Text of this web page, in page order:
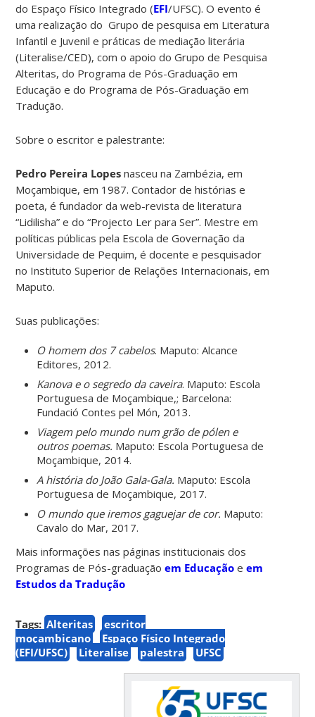
do Espaço Físico Integrado (EFI/UFSC). O evento é
uma realização do Grupo de pesquisa em Literatura
Infantil e Juvenil e práticas de mediação literária
(Literalise/CED), com o apoio do Grupo de Pesquisa
Alteritas, do Programa de Pós-Graduação em
Educação e do Programa de Pós-Graduação em
Tradução.
Sobre o escritor e palestrante:
Pedro Pereira Lopes nasceu na Zambézia, em
Moçambique, em 1987. Contador de histórias e
poeta, é fundador da web-revista de literatura
“Lidilisha” e do “Projecto Ler para Ser”. Mestre em
políticas públicas pela Escola de Governação da
Universidade de Pequim, é docente e pesquisador
no Instituto Superior de Relações Internacionais, em
Maputo.
Suas publicações:
O homem dos 7 cabelos. Maputo: Alcance
Editores, 2012.
Kanova e o segredo da caveira. Maputo: Escola
Portuguesa de Moçambique,; Barcelona:
Fundació Contes pel Món, 2013.
Viagem pelo mundo num grão de pólen e
outros poemas. Maputo: Escola Portuguesa de
Moçambique, 2014.
A história do João Gala-Gala. Maputo: Escola
Portuguesa de Moçambique, 2017.
O mundo que iremos gaguejar de cor. Maputo:
Cavalo do Mar, 2017.
Mais informações nas páginas institucionais dos
Programas de Pós-graduaçãoem Educação eem
Estudos da Tradução
Tags: Alteritas
escritor
moçambicano
Espaço Físico Integrado
(EFI/UFSC)
Literalise palestra UFSC